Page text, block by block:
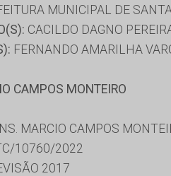
MUNICIPAL DE
CACILDO DAGNO
FERNANDO AMARILHA
CAMPOS MONTEIRO
MARCIO CAMPOS
10760/2022
2017